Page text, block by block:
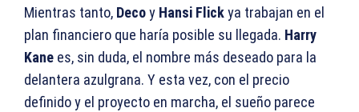
Mientras tanto, Decoy Hansi Flickya trabajan en el
plan financiero que haría posible su llegada. Harry
Kane es, sin duda, el nombre más deseado para la
delantera azulgrana. Y esta vez, con el precio
definido y el proyecto en marcha, el sueño parece